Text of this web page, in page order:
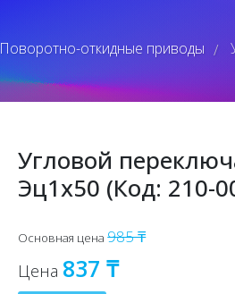
Поворотно-откидные приводы /
Угловой
Эц1x50 (Код: 210-
Основная цена985 ₸
Цена 837 ₸